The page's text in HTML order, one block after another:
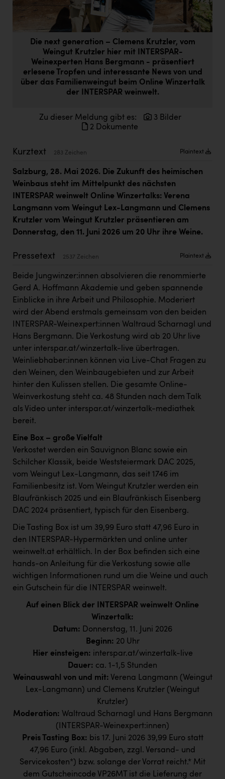
Doppler Gruppe
everfield
Firmenradl
Fristads Austria
IFE Austria GmbH
INTERSPORT Austria
Jesolo
Jane Goodall Institute Austria
Kärcher
Karin Liedl
KIWI Kinderwunsch Institut Dr. Loimer
Kleider Bauer
Kremsmüller Anlagenbau GmbH
Maximarkt
Oldtimer Raststationen und Motorhotels
Österreichischer Kachelofenverband
Orlen
Passage Linz
PÜSPÖK
RE/MAX Welcome
Resch&Frisch
RUBBLE MASTER
Ruderclub Wels
SCRI - Salzburg Cancer Research Institute
SCHMACHTL GmbH
Smurfit Westrock Nettingsdorf
TCL
TRAILOMAT & Cycling Austria
VERITAS
Vier Diamanten
Vorlagenportal
Die next generation – Clemens Krutzler, vom
Weingut Krutzler hier mit INTERSPAR-
Weinexperten Hans Bergmann - präsentiert
erlesene Tropfen und interessante News von und
über das Familienweingut beim Online Winzertalk
der INTERSPAR weinwelt.
Zu dieser Meldung gibt es:
3 Bilder
2 Dokumente
Kurztext 283 Zeichen Plaintext
Salzburg, 28. Mai 2026. Die Zukunft des heimischen
Weinbaus steht im Mittelpunkt des nächsten
INTERSPAR weinwelt Online Winzertalks: Verena
Langmann vom Weingut Lex-Langmann und Clemens
Krutzler vom Weingut Krutzler präsentieren am
Donnerstag, den 11. Juni 2026 um 20 Uhr ihre Weine.
Pressetext 2537 Zeichen Plaintext
Beide Jungwinzer:innen absolvieren die renommierte
Gerd A. Hoffmann Akademie und geben spannende
Einblicke in ihre Arbeit und Philosophie. Moderiert
wird der Abend erstmals gemeinsam von den beiden
INTERSPAR-Weinexpert:innen Waltraud Scharnagl und
Hans Bergmann. Die Verkostung wird ab 20 Uhr live
unter interspar.at/winzertalk-live übertragen.
Weinliebhaber:innen können via Live-Chat Fragen zu
den Weinen, den Weinbaugebieten und zur Arbeit
hinter den Kulissen stellen. Die gesamte Online-
Weinverkostung steht ca. 48 Stunden nach dem Talk
als Video unter interspar.at/winzertalk-mediathek
bereit.
Eine Box – große Vielfalt
Verkostet werden ein Sauvignon Blanc sowie ein
Schilcher Klassik, beide Weststeiermark DAC 2025,
vom Weingut Lex-Langmann, das seit 1746 im
Familienbesitz ist. Vom Weingut Krutzler werden ein
Blaufränkisch 2025 und ein Blaufränkisch Eisenberg
DAC 2024 präsentiert, typisch für den Eisenberg.
Die Tasting Box ist um 39,99 Euro statt 47,96 Euro in
den INTERSPAR-Hypermärkten und online unter
weinwelt.at erhältlich. In der Box befinden sich eine
hands-on Anleitung für die Verkostung sowie alle
wichtigen Informationen rund um die Weine und auch
ein Gutschein für die INTERSPAR weinwelt.
Auf einen Blick der INTERSPAR weinwelt Online
Winzertalk:
Datum: Donnerstag, 11. Juni 2026
Beginn: 20 Uhr
Hier einsteigen: interspar.at/winzertalk-live
Dauer: ca. 1-1,5 Stunden
Weinauswahl von und mit: Verena Langmann (Weingut
Lex-Langmann) und Clemens Krutzler (Weingut
Krutzler)
Moderation: Waltraud Scharnagl und Hans Bergmann
(INTERSPAR-Weinexpert:innen)
Preis Tasting Box: bis 17. Juni 2026 39,99 Euro statt
47,96 Euro (inkl. Abgaben, zzgl. Versand- und
Servicekosten*) bzw. solange der Vorrat reicht.* Mit
dem Gutscheincode VP26MT ist die Lieferung der